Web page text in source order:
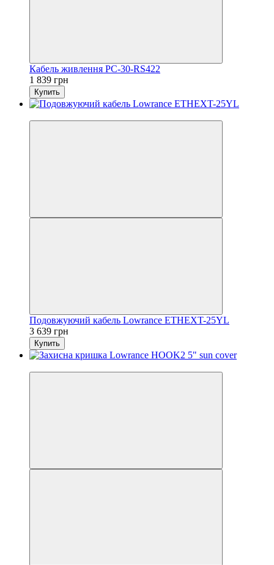
Кабель живлення PC-30-RS422
1 839 грн
Купить
Подовжуючий кабель Lowrance ETHEXT-25YL
3 639 грн
Купить